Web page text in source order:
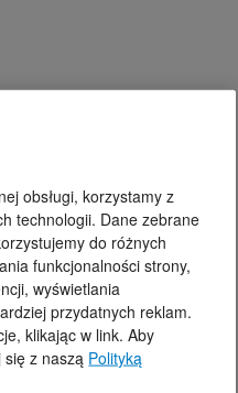
obsługi, korzystamy z
technologii. Dane zebrane
do różnych
funkcjonalności strony,
wyświetlania
przydatnych reklam.
klikając w link. Aby
z naszą Polityką